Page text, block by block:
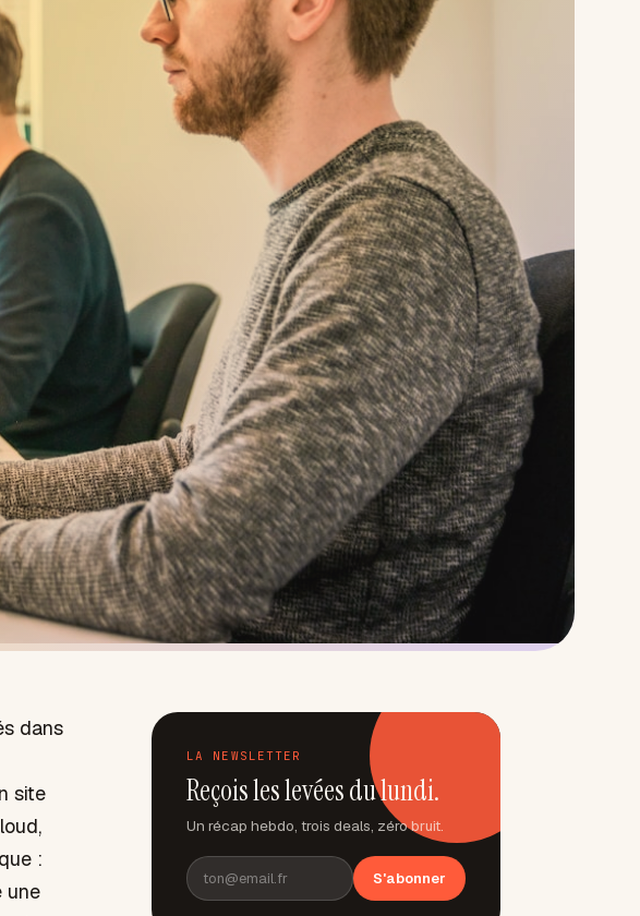
dans
site
:
une
LA NEWSLETTER
Reçois les levées du lundi.
Un récap hebdo, trois deals, zéro bruit.
S'abonner